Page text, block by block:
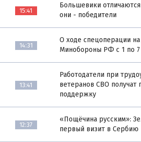
15:41
Большевики
они - победители
14:31
О ходе спецоперации
Минобороны РФ с 1 по 7
13:41
Работодатели при
ветеранов СВО получат
поддержку
12:37
«Пощёчина русским»:
первый визит в Сербию